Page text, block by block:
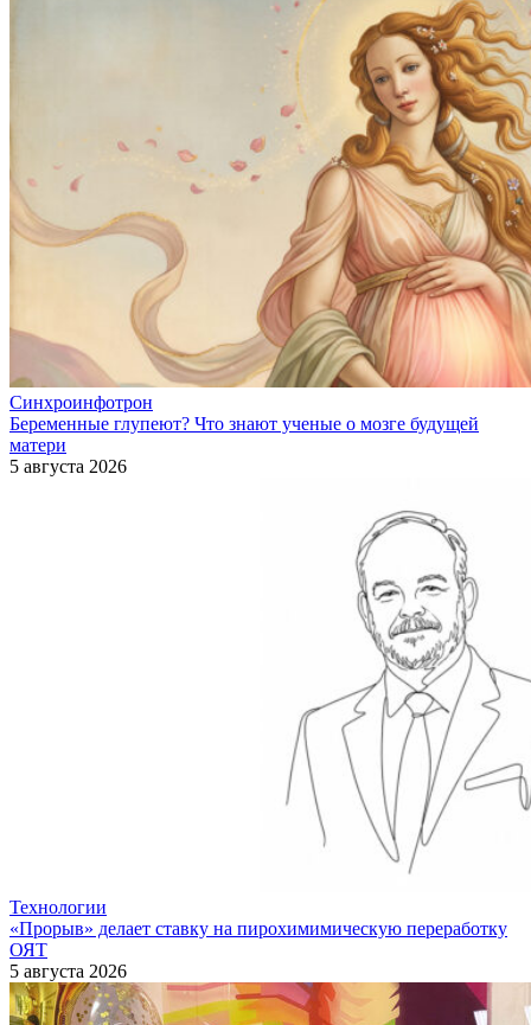
Синхроинфотрон
Беременные глупеют? Что знают ученые о мозге будущей
матери
5 августа 2026
Технологии
«Прорыв» делает ставку на пирохимимическую переработку
ОЯТ
5 августа 2026